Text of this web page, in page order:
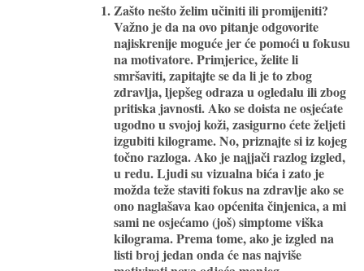
Zašto nešto želim učiniti ili promijeniti?
Važno je da na ovo pitanje odgovorite
najiskrenije moguće jer će pomoći u fokusu
na motivatore. Primjerice, želite li
smršaviti, zapitajte se da li je to zbog
zdravlja, ljepšeg odraza u ogledalu ili zbog
pritiska javnosti. Ako se doista ne osjećate
ugodno u svojoj koži, zasigurno ćete željeti
izgubiti kilograme. No, priznajte si iz kojeg
točno razloga. Ako je najjači razlog izgled,
u redu. Ljudi su vizualna bića i zato je
možda teže staviti fokus na zdravlje ako se
ono naglašava kao općenita činjenica, a mi
sami ne osjećamo (još) simptome viška
kilograma. Prema tome, ako je izgled na
listi broj jedan onda će nas najviše